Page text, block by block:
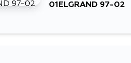
01ELGRAND 97-02